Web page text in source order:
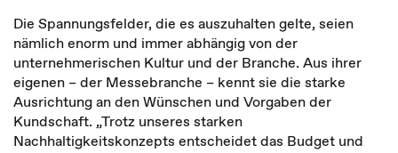
Die Spannungsfelder, die es auszuhalten gelte, seien
nämlich enorm und immer abhängig von der
unternehmerischen Kultur und der Branche. Aus ihrer
eigenen – der Messebranche – kennt sie die starke
Ausrichtung an den Wünschen und Vorgaben der
Kundschaft. „Trotz unseres starken
Nachhaltigkeitskonzepts entscheidet das Budget und